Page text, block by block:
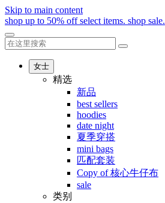
Skip to main content
shop up to 50% off select items. shop sale.
女士
精选
新品
best sellers
hoodies
date night
夏季穿搭
mini bags
匹配套装
Copy of 核心牛仔布
sale
类别